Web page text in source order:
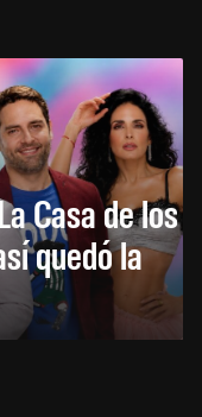
Casa de los
quedó la